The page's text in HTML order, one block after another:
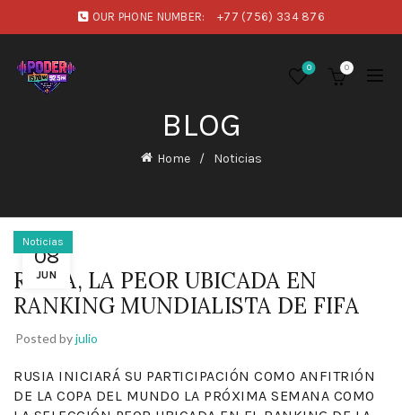
OUR PHONE NUMBER: +77 (756) 334 876
0 0
BLOG
Home Noticias
08
JUN
Noticias
RUSIA, LA PEOR UBICADA EN
RANKING MUNDIALISTA DE FIFA
Posted byjulio
RUSIA INICIARÁ SU PARTICIPACIÓN COMO ANFITRIÓN
DE LA COPA DEL MUNDO LA PRÓXIMA SEMANA COMO